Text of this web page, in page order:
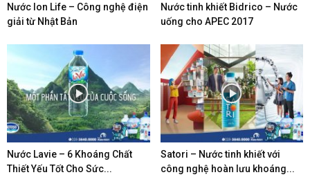
Nước Ion Life – Công nghệ điện
giải từ Nhật Bản
Nước tinh khiết Bidrico – Nước
uống cho APEC 2017
Nước Lavie – 6 Khoáng Chất
Thiết Yếu Tốt Cho Sức...
Satori – Nước tinh khiết với
công nghệ hoàn lưu khoáng...